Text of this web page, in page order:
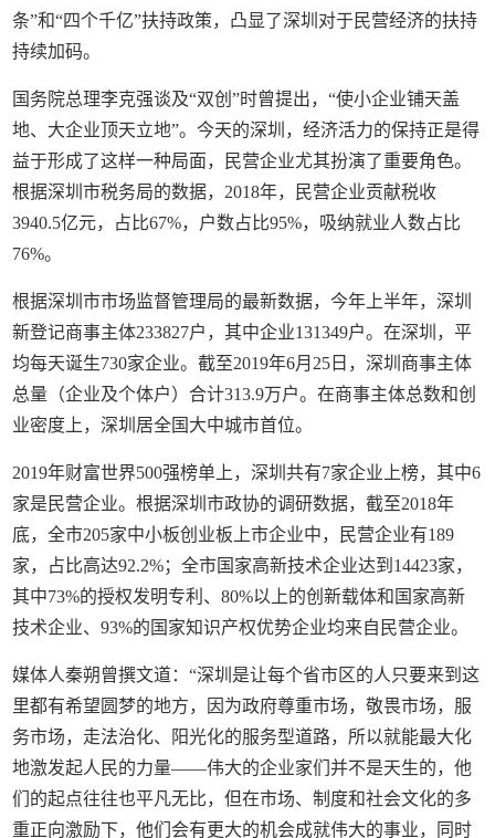
条”和“四个千亿”扶持政策，凸显了深圳对于民营经济的扶持
持续加码。
国务院总理李克强谈及“双创”时曾提出，“使小企业铺天盖
地、大企业顶天立地”。今天的深圳，经济活力的保持正是得
益于形成了这样一种局面，民营企业尤其扮演了重要角色。
根据深圳市税务局的数据，2018年，民营企业贡献税收
3940.5亿元，占比67%，户数占比95%，吸纳就业人数占比
76%。
根据深圳市市场监督管理局的最新数据，今年上半年，深圳
新登记商事主体233827户，其中企业131349户。在深圳，平
均每天诞生730家企业。截至2019年6月25日，深圳商事主体
总量（企业及个体户）合计313.9万户。在商事主体总数和创
业密度上，深圳居全国大中城市首位。
2019年财富世界500强榜单上，深圳共有7家企业上榜，其中6
家是民营企业。根据深圳市政协的调研数据，截至2018年
底，全市205家中小板创业板上市企业中，民营企业有189
家，占比高达92.2%；全市国家高新技术企业达到14423家，
其中73%的授权发明专利、80%以上的创新载体和国家高新
技术企业、93%的国家知识产权优势企业均来自民营企业。
媒体人秦朔曾撰文道：“深圳是让每个省市区的人只要来到这
里都有希望圆梦的地方，因为政府尊重市场，敬畏市场，服
务市场，走法治化、阳光化的服务型道路，所以就能最大化
地激发起人民的力量——伟大的企业家们并不是天生的，他
们的起点往往也平凡无比，但在市场、制度和社会文化的多
重正向激励下，他们会有更大的机会成就伟大的事业，同时